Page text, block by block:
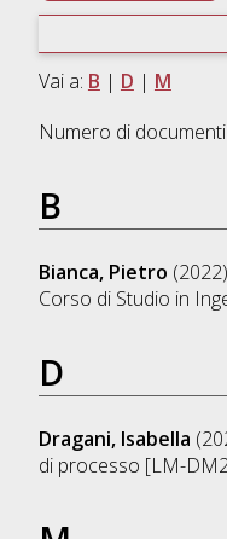
Vai a: B | D | M
Numero di documenti:
B
Bianca, Pietro (2022)
Corso di Studio in
D
Dragani, Isabella
di processo [LM-